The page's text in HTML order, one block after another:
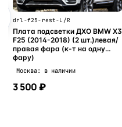
drl-f25-rest-L/R
Плата подсветки ДХО BMW X3
F25 (2014-2018) (2 шт.)левая/
правая фара (к-т на одну
фару)
Москва: в наличии
3 500 ₽